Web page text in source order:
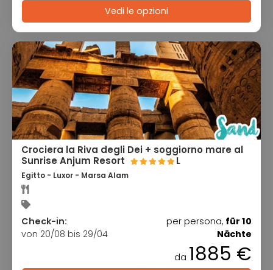
Vedi le opzioni
Crociera la Riva degli Dei + soggiorno mare al
Sunrise Anjum Resort
L
Egitto - Luxor - Marsa Alam
Check-in:
von 20/08 bis 29/04
per persona, für 10
Nächte
da 1885 €